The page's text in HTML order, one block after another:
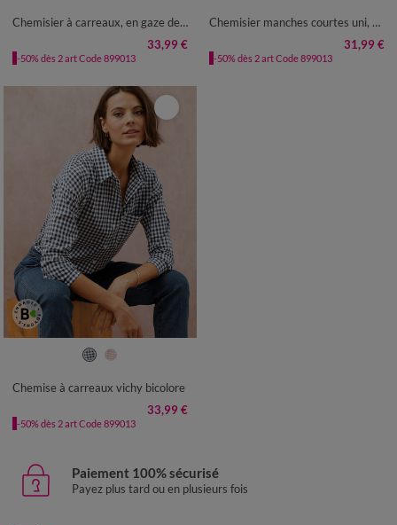
Chemisier à carreaux, en gaze de coton
33,99 €
-50% dès 2 art Code 899013
Chemisier manches courtes uni, gaze de coton
31,99 €
-50% dès 2 art Code 899013
40 42 44
Chemise à carreaux vichy bicolore
33,99 €
-50% dès 2 art Code 899013
Paiement 100% sécurisé
Payez plus tard ou en plusieurs fois